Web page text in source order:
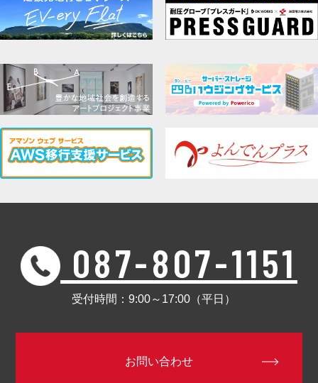
087-807-1151
受付時間：9:00～17:00（平日）
お問い合わせ